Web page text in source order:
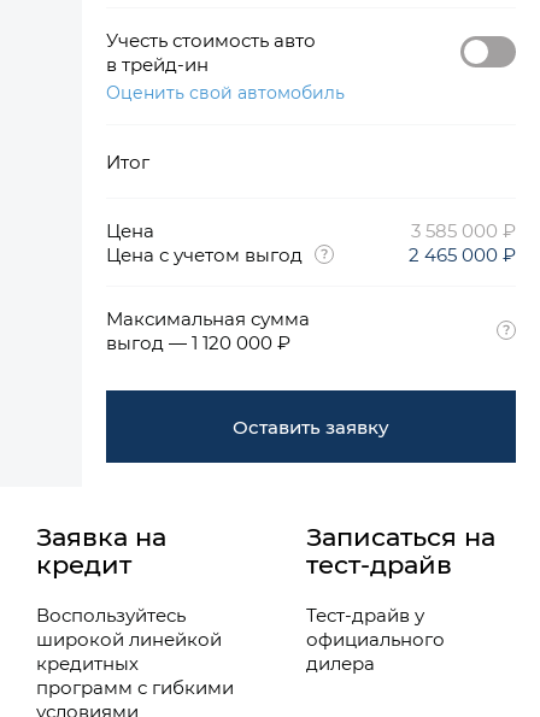
Учесть стоимость авто
в трейд-ин
Оценить свой автомобиль
Итог
Цена
3 585 000 ₽
Цена с учетом выгод
2 465 000 ₽
Максимальная сумма
выгод — 1 120 000 ₽
Оставить заявку
Заявка на
кредит
Воспользуйтесь
широкой линейкой
кредитных
программ с гибкими
условиями
Записаться на
тест-драйв
Тест-драйв у
официального
дилера